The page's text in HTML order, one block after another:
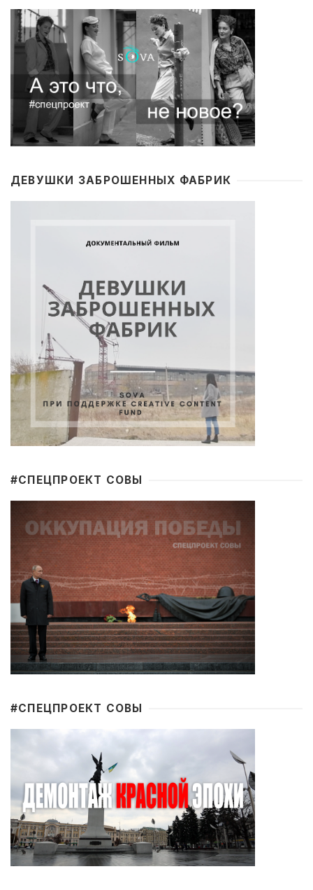
ДЕВУШКИ ЗАБРОШЕННЫХ ФАБРИК
#CПЕЦПРОЕКТ СОВЫ
#CПЕЦПРОЕКТ СОВЫ